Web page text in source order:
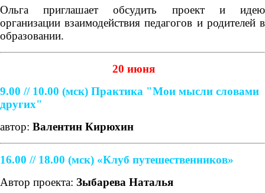
Ольга приглашает обсудить проект и идею
организации взаимодействия педагогов и родителей в
образовании.
20 июня
9.00 // 10.00 (мск) Практика "Мои мысли словами
других"
автор: Валентин Кирюхин
16.00 // 18.00 (мск) «Клуб путешественников»
Автор проекта: Зыбарева Наталья